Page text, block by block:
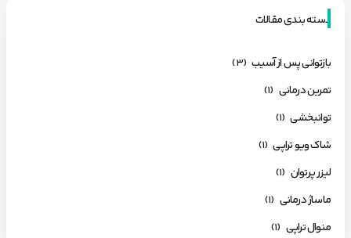
دسته بندی مقالات
بازتوانی پس از آسیب (3)
تمرین درمانی (1)
توانبخشی (1)
شاک ویو تراپی (1)
لیزر پرتوان (1)
ماساژ درمانی (1)
منوال تراپی (1)